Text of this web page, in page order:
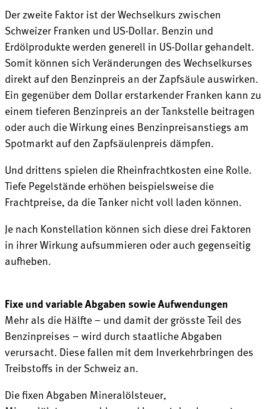
Der zweite Faktor ist der Wechselkurs zwischen
Schweizer Franken und US-Dollar. Benzin und
Erdölprodukte werden generell in US-Dollar gehandelt.
Somit können sich Veränderungen des Wechselkurses
direkt auf den Benzinpreis an der Zapfsäule auswirken.
Ein gegenüber dem Dollar erstarkender Franken kann zu
einem tieferen Benzinpreis an der Tankstelle beitragen
oder auch die Wirkung eines Benzinpreisanstiegs am
Spotmarkt auf den Zapfsäulenpreis dämpfen.
Und drittens spielen die Rheinfrachtkosten eine Rolle.
Tiefe Pegelstände erhöhen beispielsweise die
Frachtpreise, da die Tanker nicht voll laden können.
Je nach Konstellation können sich diese drei Faktoren
in ihrer Wirkung aufsummieren oder auch gegenseitig
aufheben.
Fixe und variable Abgaben sowie Aufwendungen
Mehr als die Hälfte – und damit der grösste Teil des
Benzinpreises – wird durch staatliche Abgaben
verursacht. Diese fallen mit dem Inverkehrbringen des
Treibstoffs in der Schweiz an.
Die fixen Abgaben Mineralölsteuer,